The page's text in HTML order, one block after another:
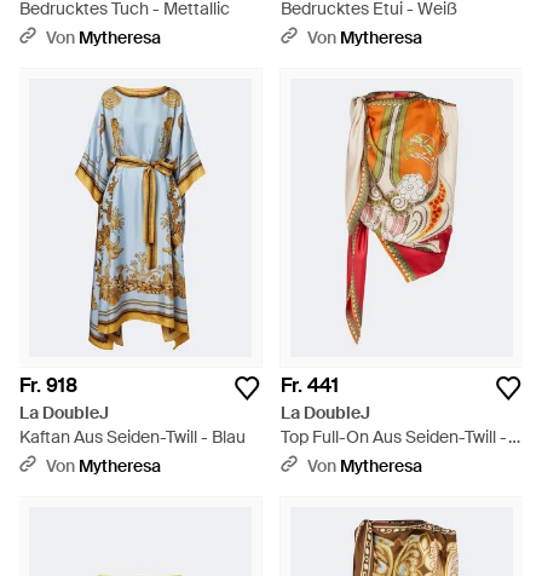
Bedrucktes Tuch - Mettallic
Von Mytheresa
Bedrucktes Etui - Weiß
Von Mytheresa
Fr. 918
La DoubleJ
Kaftan Aus Seiden-Twill - Blau
Von Mytheresa
Fr. 441
La DoubleJ
Top Full-On Aus Seiden-Twill -
WeißVon Mytheresa